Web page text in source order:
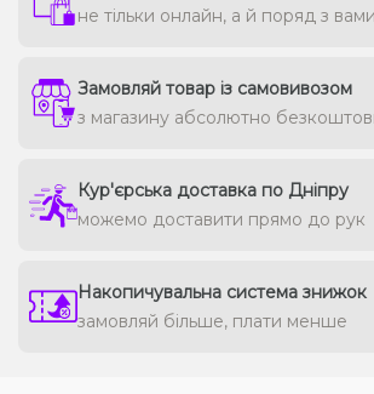
не тільки онлайн, а й поряд з вами
Замовляй товар із самовивозом
з магазину абсолютно
Кур'єрська доставка по Дніпру
можемо доставити прямо до рук
Накопичувальна система знижок
замовляй більше, плати менше